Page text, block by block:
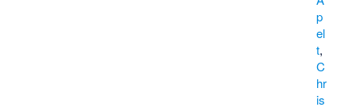
p
el
t,
C
hr
is